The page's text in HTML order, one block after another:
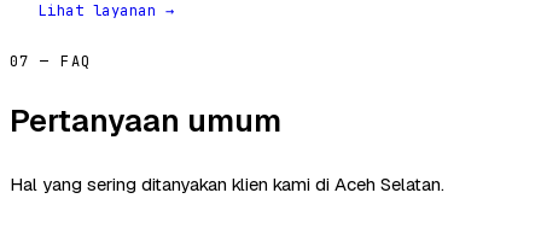
Lihat layanan →
07 — FAQ
Pertanyaan umum
Hal yang sering ditanyakan klien kami di Aceh Selatan.